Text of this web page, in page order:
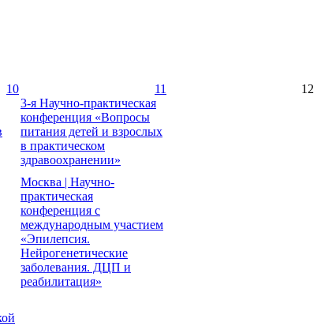
10
11
3-я Научно-практическая
конференция «Вопросы
питания детей и взрослых
в практическом
здравоохранении»
Москва | Научно-
практическая
конференция с
международным участием
«Эпилепсия.
Нейрогенетические
заболевания. ДЦП и
реабилитация»
12